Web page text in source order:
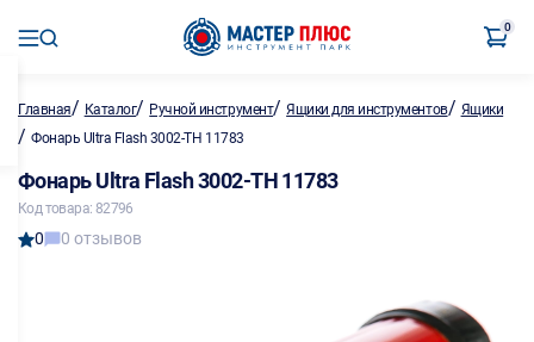
0
Главная/ Каталог/ Ручной инструмент/Ящики для инструментов/ Ящики
/ Фонарь Ultra Flash 3002-ТН 11783
Фонарь Ultra Flash 3002-ТН 11783
Код товара: 82796
0 0 отзывов